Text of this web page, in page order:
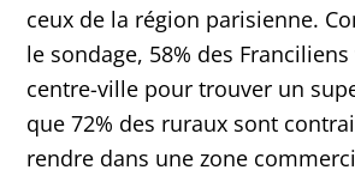
ceux de la région parisienne.
le sondage, 58% des
centre-ville pour trouver un
que 72% des ruraux sont
rendre dans une zone